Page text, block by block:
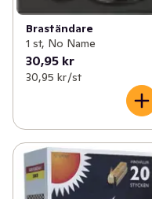
Braständare
1 st, No Name
30,95 kr
30,95 kr /st